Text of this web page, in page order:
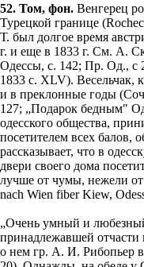
52. Том, фон. Венгерец
Турецкой границе
Т. был долгое время
г. и еще в 1833 г. См. А.
Одессы, с. 142; Пр. Од., с
1833 с. XLV). Весельчак,
и в преклонные годы
127; „Подарок бедным"
одесского общества,
посетителем всех балов,
рассказывает, что в
двери своего дома
лучше от чумы, нежели
nach Wien fiber Kiew,
„Очень умный и
принадлежавшей
о нем гр. А. И. Рибопьер